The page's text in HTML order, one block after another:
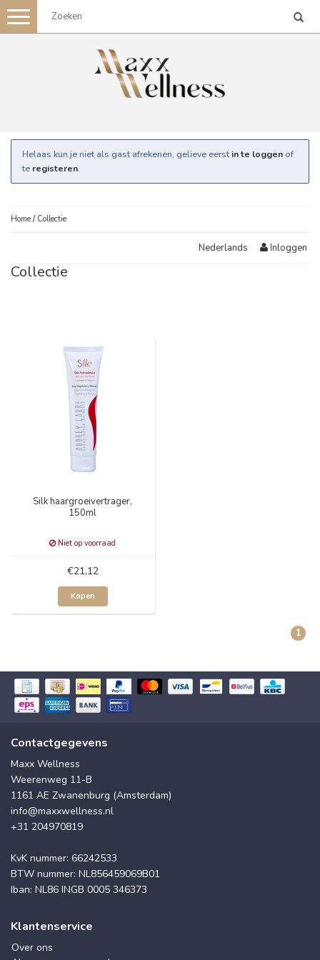
Toggle
navigation
Helaas kun je niet als gast afrekenen, gelieve eerst in te loggen of
te registeren.
Home / Collectie
Nederlands Inloggen
Collectie
Silk haargroeivertrager,
150ml
Niet op voorraad
€21,12
Kopen
1
Contactgegevens
Maxx Wellness
Weerenweg 11-B
1161 AE Zwanenburg (Amsterdam)
info@maxxwellness.nl
+31 204970819
KvK nummer: 66242533
BTW nummer: NL856459069B01
Iban: NL86 INGB 0005 346373
Klantenservice
Over ons